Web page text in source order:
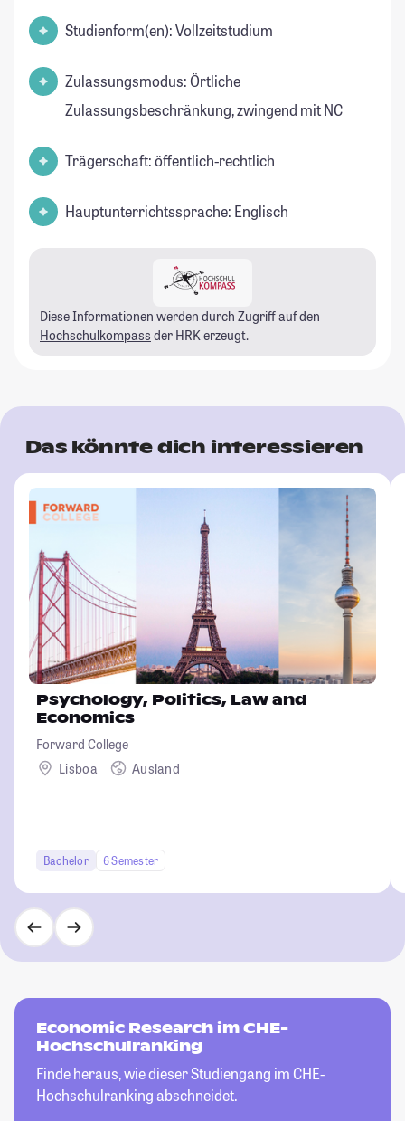
Studienform(en): Vollzeitstudium
Zulassungsmodus: Örtliche
Zulassungsbeschränkung, zwingend mit NC
Trägerschaft: öffentlich-rechtlich
Hauptunterrichtssprache: Englisch
Diese Informationen werden durch Zugriff auf den
Hochschulkompass der HRK erzeugt.
Das könnte dich interessieren
Psychology, Politics, Law and
Economics
Forward College
Lisboa
Ausland
Bachelor 6 Semester
Economic Research im CHE-
Hochschulranking
Finde heraus, wie dieser Studiengang im CHE-
Hochschulranking abschneidet.